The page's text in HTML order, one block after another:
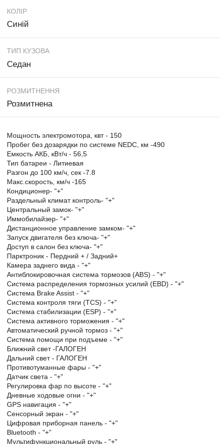
КОЛІР
Синій
ТИП КУЗОВА
Седан
РОЗМИТНЕННЯ
Розмитнена
Мощность электромотора, квт - 150
Пробег без дозарядки по системе NEDC, км -490
Емкость АКБ, кВт/ч - 56,5
Тип батареи - Литиевая
Разгон до 100 км/ч, сек -7.8
Макс.скорость, км/ч -165
Кондиционер- "+"
Раздельный климат контроль- "+"
Центральный замок- "+"
Иммобилайзер- "+"
Дистанционное управление замком- "+"
Запуск двигателя без ключа- "+"
Доступ в салон без ключа- "+"
Парктроник - Пердний + / Задний+
Камера заднего вида - "+"
Антиблокировочная система тормозов (ABS) - "+"
Система распределения тормозных усилий (EBD) - "+"
Система Brake Assist - "+"
Система контроля тяги (TCS) - "+"
Система стабилизации (ESP) - "+"
Система активного торможения - "+"
Автоматический ручной тормоз - "+"
Система помощи при подъеме - "+"
Ближний свет -ГАЛОГЕН
Дальний свет - ГАЛОГЕН
Противотуманные фары - "+"
Датчик света - "+"
Регулировка фар по высоте - "+"
Дневные ходовые огни - "+"
GPS навигация - "+"
Сенсорный экран - "+"
Цифровая приборная панель - "+"
Bluetooth - "+"
Мультифункциональный руль - "+"